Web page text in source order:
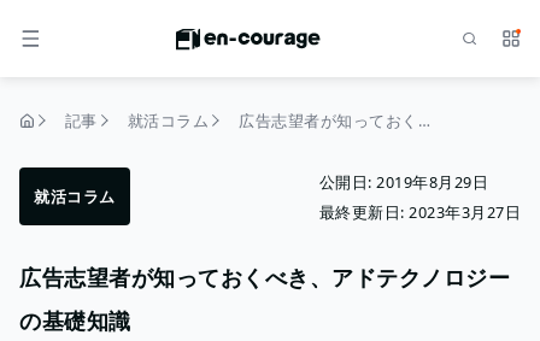
メニュー サ
記事 就活コラム 広告志望者が知っておくべき、アドテクノロジーの基礎知識
就活コラム
公開日: 2019年8月29日
最終更新日: 2023年3月27日
広告志望者が知っておくべき、アドテクノロジー
の基礎知識